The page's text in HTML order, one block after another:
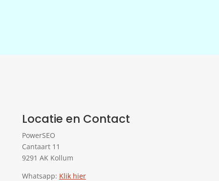
Locatie en Contact
PowerSEO
Cantaart 11
9291 AK Kollum
Whatsapp: Klik hier